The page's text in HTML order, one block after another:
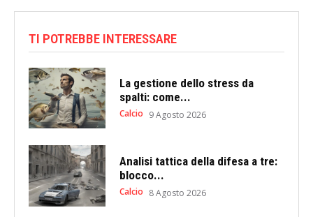
TI POTREBBE INTERESSARE
La gestione dello stress da
spalti: come...
Calcio 9 Agosto 2026
Analisi tattica della difesa a tre:
blocco...
Calcio 8 Agosto 2026